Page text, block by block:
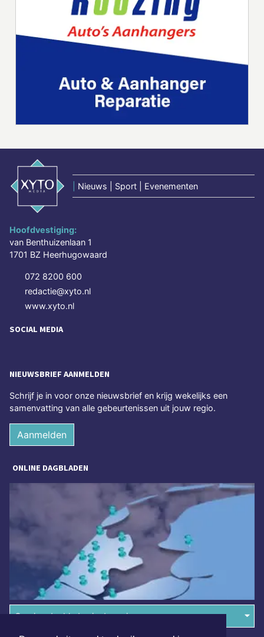
Nieuws | Sport | Evenementen
Hoofdvestiging:
van Benthuizenlaan 1
1701 BZ Heerhugowaard
072 8200 600
redactie@xyto.nl
www.xyto.nl
SOCIAL MEDIA
NIEUWSBRIEF AANMELDEN
Schrijf je in voor onze nieuwsbrief en krijg wekelijks een
samenvatting van alle gebeurtenissen uit jouw regio.
Aanmelden
ONLINE DAGBLADEN
Overige dagbladen in de regio